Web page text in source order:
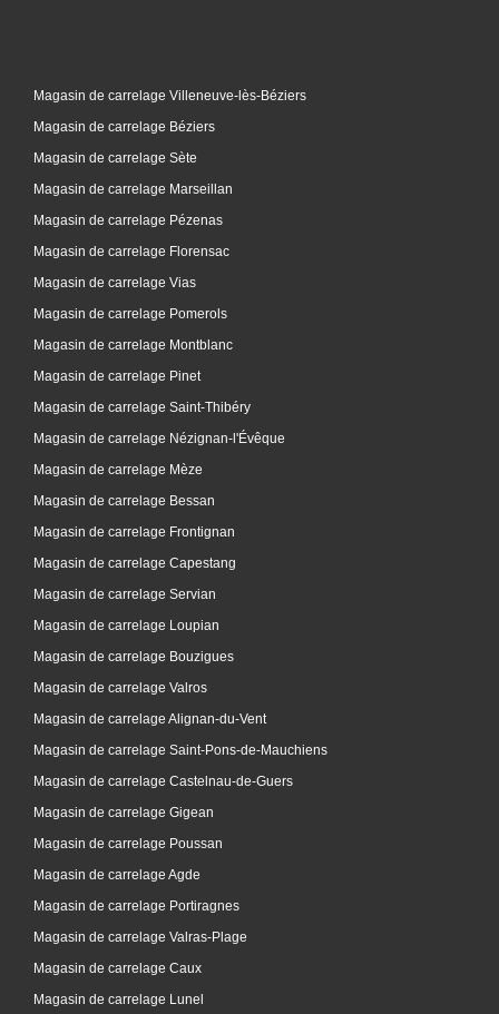
Magasin de carrelage Villeneuve-lès-Béziers
Magasin de carrelage Béziers
Magasin de carrelage Sète
Magasin de carrelage Marseillan
Magasin de carrelage Pézenas
Magasin de carrelage Florensac
Magasin de carrelage Vias
Magasin de carrelage Pomerols
Magasin de carrelage Montblanc
Magasin de carrelage Pinet
Magasin de carrelage Saint-Thibéry
Magasin de carrelage Nézignan-l'Évêque
Magasin de carrelage Mèze
Magasin de carrelage Bessan
Magasin de carrelage Frontignan
Magasin de carrelage Capestang
Magasin de carrelage Servian
Magasin de carrelage Loupian
Magasin de carrelage Bouzigues
Magasin de carrelage Valros
Magasin de carrelage Alignan-du-Vent
Magasin de carrelage Saint-Pons-de-Mauchiens
Magasin de carrelage Castelnau-de-Guers
Magasin de carrelage Gigean
Magasin de carrelage Poussan
Magasin de carrelage Agde
Magasin de carrelage Portiragnes
Magasin de carrelage Valras-Plage
Magasin de carrelage Caux
Magasin de carrelage Lunel